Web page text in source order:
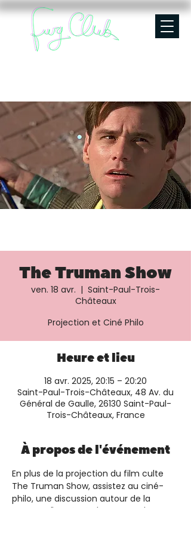
The Truman Show
ven. 18 avr.
  |
Saint-Paul-Trois-
Châteaux
Projection et Ciné Philo
Heure et lieu
18 avr. 2025, 20:15 – 20:20
Saint-Paul-Trois-Châteaux, 48 Av. du
Général de Gaulle, 26130 Saint-Paul-
Trois-Châteaux, France
À propos de l'événement
En plus de la projection du film culte
The Truman Show, assistez au ciné-
philo, une discussion autour de la
question "La vérité n'est-elle qu'un